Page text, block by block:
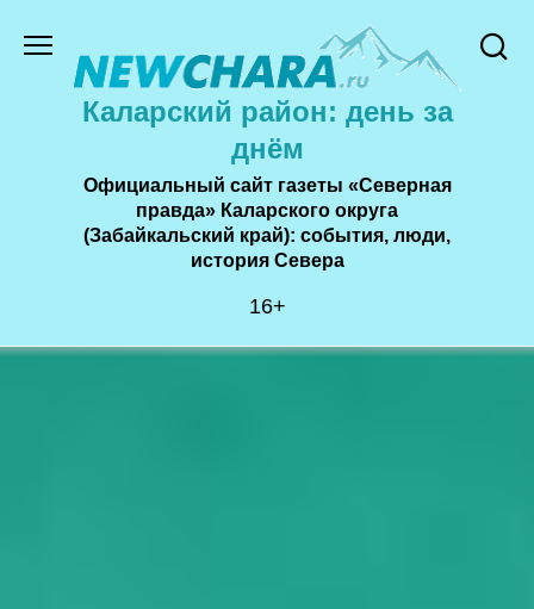
содержанию
Каларский район: день за
днём
Официальный сайт газеты «Северная
правда» Каларского округа
(Забайкальский край): события, люди,
история Cевера
16+